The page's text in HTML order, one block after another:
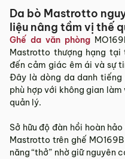
Da bò Mastrotto
liệu nâng tầm vị thế
Ghế da văn phòng
Mastrotto thượng hạng
đến cảm giác êm ái và sự
Đây là dòng da danh tiếng
phù hợp với không gian
quản lý.
Sở hữu độ đàn hồi hoàn
Mastrotto trên ghế
năng “thở” nhờ giữ nguyên
Hotline:0942 902 468
Email:info@mychair.vn